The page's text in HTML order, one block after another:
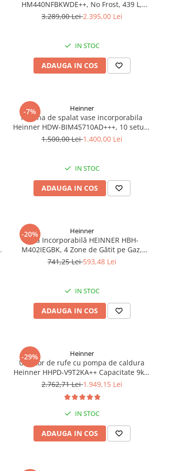
HM440NFBKWDE++, No Frost, 439 L,
Dozator apă, Display Touch, Inverter,
3.289,00 Lei2.395,00 Lei
IN STOC
ADAUGA IN COS
-7% Heinner
Masina de spalat vase incorporabila
Heinner HDW-BIM45710AD+++, 10 seturi,
Display LED, Auto-door opening,
1.500,00 Lei1.400,00 Lei
IN STOC
ADAUGA IN COS
-20% Heinner
Plită Incorporabilă HEINNER HBH-
M402IEGBK, 4 Zone de Gătit pe Gaz,
Sticlă Neagră, Protecție împotriva
741,25 Lei593,48 Lei
IN STOC
ADAUGA IN COS
-29% Heinner
Uscator de rufe cu pompa de caldura
Heinner HHPD-V9T2KA++ Capacitate 9kg,
Clasa A++, 15 programe, Display LED,
2.762,71 Lei1.949,15 Lei
IN STOC
ADAUGA IN COS